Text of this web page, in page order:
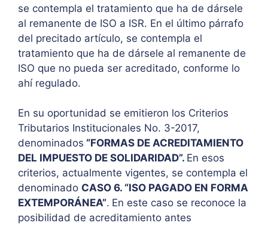
se contempla el tratamiento que ha de dársele
al remanente de ISO a ISR. En el último párrafo
del precitado artículo, se contempla el
tratamiento que ha de dársele al remanente de
ISO que no pueda ser acreditado, conforme lo
ahí regulado.
En su oportunidad se emitieron los Criterios
Tributarios Institucionales No. 3-2017,
denominados “FORMAS DE ACREDITAMIENTO
DEL IMPUESTO DE SOLIDARIDAD”. En esos
criterios, actualmente vigentes, se contempla el
denominado CASO 6. “ISO PAGADO EN FORMA
EXTEMPORÁNEA”. En este caso se reconoce la
posibilidad de acreditamiento antes